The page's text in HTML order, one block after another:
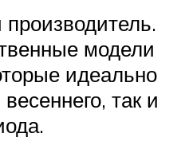
модели
идеально
так и